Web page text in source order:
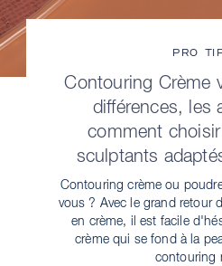
PRO
Contouring Crème
différences, les
comment
sculptants
Contouring crème ou
vous ? Avec le grand retour
en crème, il est facile
crème qui se fond à la
contouring